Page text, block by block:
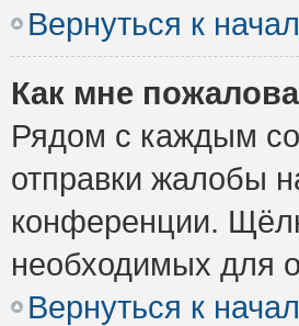
Вернуться к
Как мне
Рядом с каждым
отправки жалобы
конференции.
необходимых для
Вернуться к